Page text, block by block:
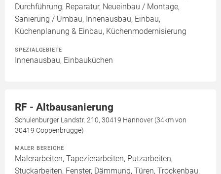
Durchführung, Reparatur, Neueinbau / Montage,
Sanierung / Umbau, Innenausbau, Einbau,
Küchenplanung & Einbau, Küchenmodernisierung
SPEZIALGEBIETE
Innenausbau, Einbauküchen
RF - Altbausanierung
Schulenburger Landstr. 210, 30419 Hannover (34km von
30419 Coppenbrügge)
MALER BEREICHE
Malerarbeiten, Tapezierarbeiten, Putzarbeiten,
Stuckarbeiten, Fenster, Dämmung, Türen, Trockenbau,